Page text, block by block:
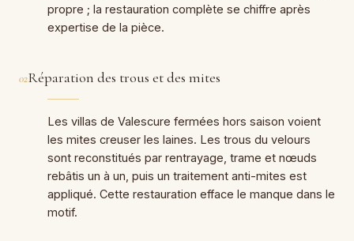
propre ; la restauration complète se chiffre après
expertise de la pièce.
02Réparation des trous et des mites
Les villas de Valescure fermées hors saison voient
les mites creuser les laines. Les trous du velours
sont reconstitués par rentrayage, trame et nœuds
rebâtis un à un, puis un traitement anti-mites est
appliqué. Cette restauration efface le manque dans le
motif.